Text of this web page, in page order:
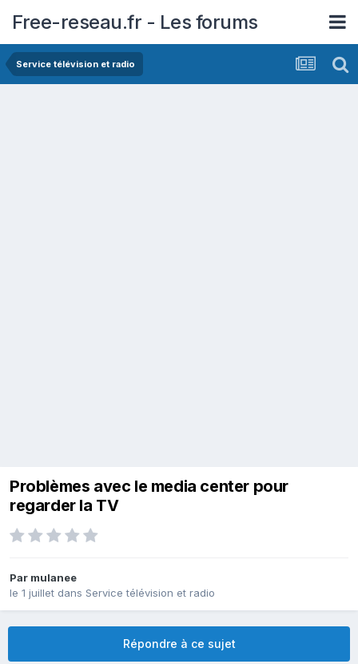
Free-reseau.fr - Les forums
Service télévision et radio
Problèmes avec le media center pour
regarder la TV
Par mulanee
le 1 juillet dans Service télévision et radio
Répondre à ce sujet